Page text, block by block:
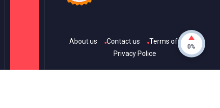
About us Contact us
Terms of Use
Privacy Police
0%